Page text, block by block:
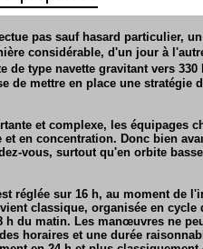
pas sauf hasard particulier,
considérable, d'un jour à
de type navette gravitant vers
de mettre en place une stratégie
et complexe, les équipages
en concentration. Donc bien
vous, surtout qu'en orbite
réglée sur 16 h, au moment de
classique, organisée en cycle
du matin. Les manœuvres ne
horaires et une durée